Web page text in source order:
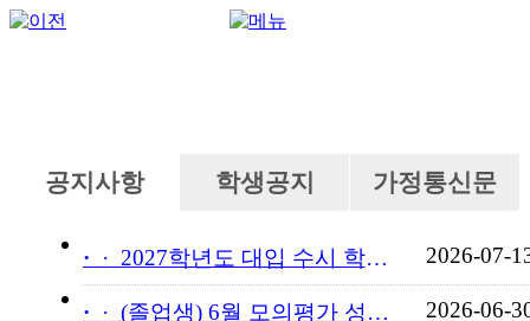
공지사항 학생공지 가정통신문
· 2027학년도 대입 수시 학교... 2026-07-
· (졸업생) 6월 모의평가 성적... 2026-06-